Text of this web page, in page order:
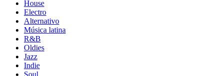
House
Electro
Alternativo
Música latina
R&B
Oldies
Jazz
Indie